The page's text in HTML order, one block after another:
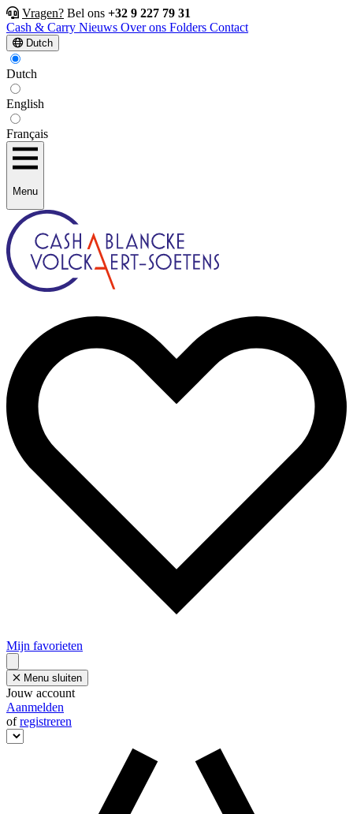
Vragen? Bel ons +32 9 227 79 31
Cash & Carry Nieuws Over ons Folders Contact
Dutch
Dutch
English
Français
Menu
Mijn favorieten
Menu sluiten
Jouw account
Aanmelden
ofregistreren